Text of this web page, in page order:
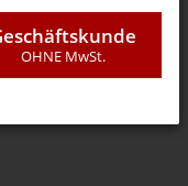
OHNE MwSt.